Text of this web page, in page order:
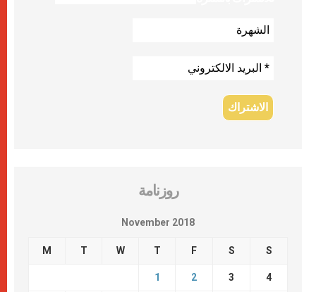
روزنامة
November 2018
M T W T F S S
1 2 3 4